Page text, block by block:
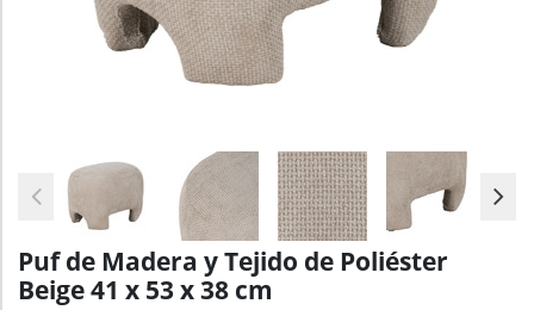
Puf de Madera y Tejido de Poliéster
Beige 41 x 53 x 38 cm